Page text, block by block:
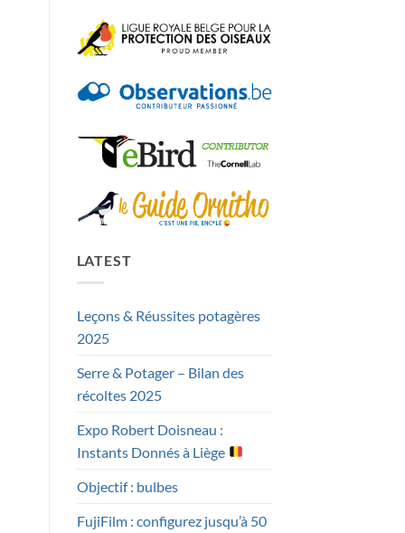
LATEST
Leçons & Réussites potagères
2025
Serre & Potager – Bilan des
récoltes 2025
Expo Robert Doisneau :
Instants Donnés à Liège
Objectif : bulbes
FujiFilm : configurez jusqu’à 50